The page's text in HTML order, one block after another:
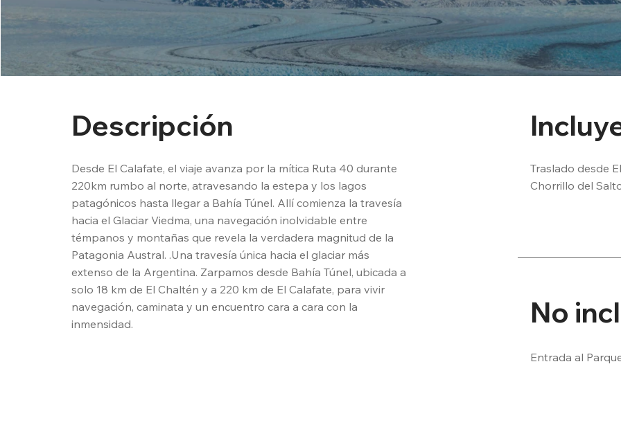
Descripción
Desde El Calafate, el viaje avanza por la mítica Ruta 40 durante
220km rumbo al norte, atravesando la estepa y los lagos
patagónicos hasta llegar a Bahía Túnel. Allí comienza la travesía
hacia el Glaciar Viedma, una navegación inolvidable entre
témpanos y montañas que revela la verdadera magnitud de la
Patagonia Austral. .Una travesía única hacia el glaciar más
extenso de la Argentina. Zarpamos desde Bahía Túnel, ubicada a
solo 18 km de El Chaltén y a 220 km de El Calafate, para vivir
navegación, caminata y un encuentro cara a cara con la
inmensidad.
Traslado desde
Chorrillo del
No
Entrada al